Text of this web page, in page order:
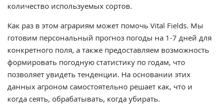
количество используемых сортов.
Как раз в этом аграриям может помочь Vital Fields. Мы
готовим персональный прогноз погоды на 1-7 дней для
конкретного поля, а также предоставляем возможность
формировать погодную статистику по годам, что
позволяет увидеть тенденции. На основании этих
данных агроном самостоятельно решает как, что и
когда сеять, обрабатывать, когда убирать.